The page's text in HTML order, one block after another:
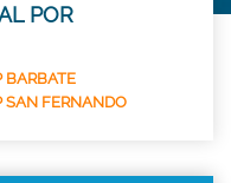
POR
BARBATE
SAN FERNANDO